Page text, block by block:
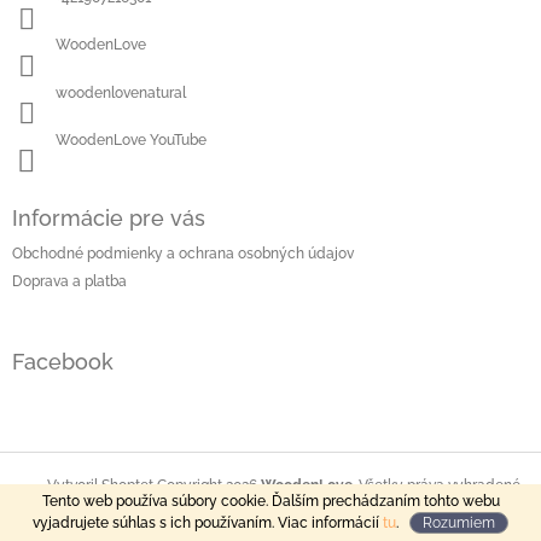
Tento web používa súbory cookie. Ďalším prechádzaním tohto webu
vyjadrujete súhlas s ich používaním. Viac informácií tu. Rozumiem
WoodenLove
woodenlovenatural
WoodenLove YouTube
Informácie pre vás
Obchodné podmienky a ochrana osobných údajov
Doprava a platba
Facebook
Vytvoril Shoptet Copyright 2026WoodenLove. Všetky práva vyhradené.